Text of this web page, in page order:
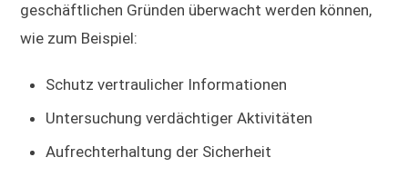
geschäftlichen Gründen überwacht werden können,
wie zum Beispiel:
Schutz vertraulicher Informationen
Untersuchung verdächtiger Aktivitäten
Aufrechterhaltung der Sicherheit